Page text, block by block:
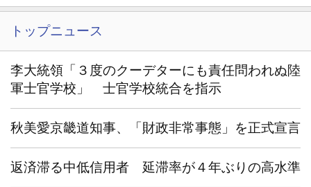
トップニュース
李大統領「３度のクーデターにも責任問われぬ陸
軍士官学校」 士官学校統合を指示
秋美愛京畿道知事、「財政非常事態」を正式宣言
返済滞る中低信用者 延滞率が４年ぶりの高水準